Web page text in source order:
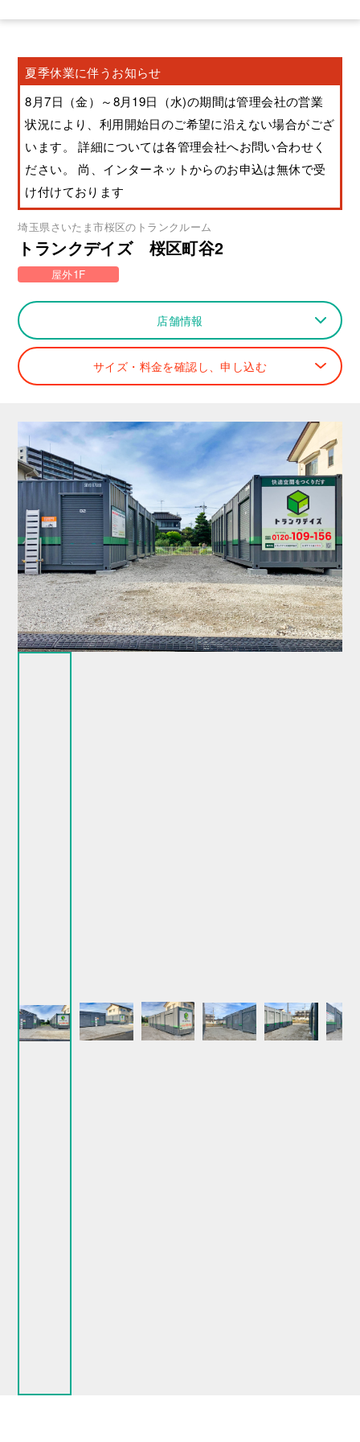
夏季休業に伴うお知らせ
8月7日（金）～8月19日（水)の期間は管理会社の営業
状況により、利用開始日のご希望に沿えない場合がござ
います。 詳細については各管理会社へお問い合わせく
ださい。 尚、インターネットからのお申込は無休で受
け付けております
埼玉県さいたま市桜区のトランクルーム
トランクデイズ 桜区町谷2
屋外1F
店舗情報
サイズ・料金を確認し、申し込む